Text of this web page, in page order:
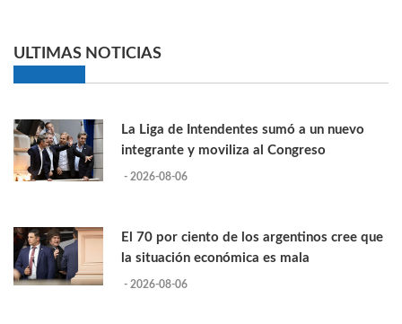
ULTIMAS NOTICIAS
La Liga de Intendentes sumó a un nuevo
integrante y moviliza al Congreso
- 2026-08-06
El 70 por ciento de los argentinos cree que
la situación económica es mala
- 2026-08-06